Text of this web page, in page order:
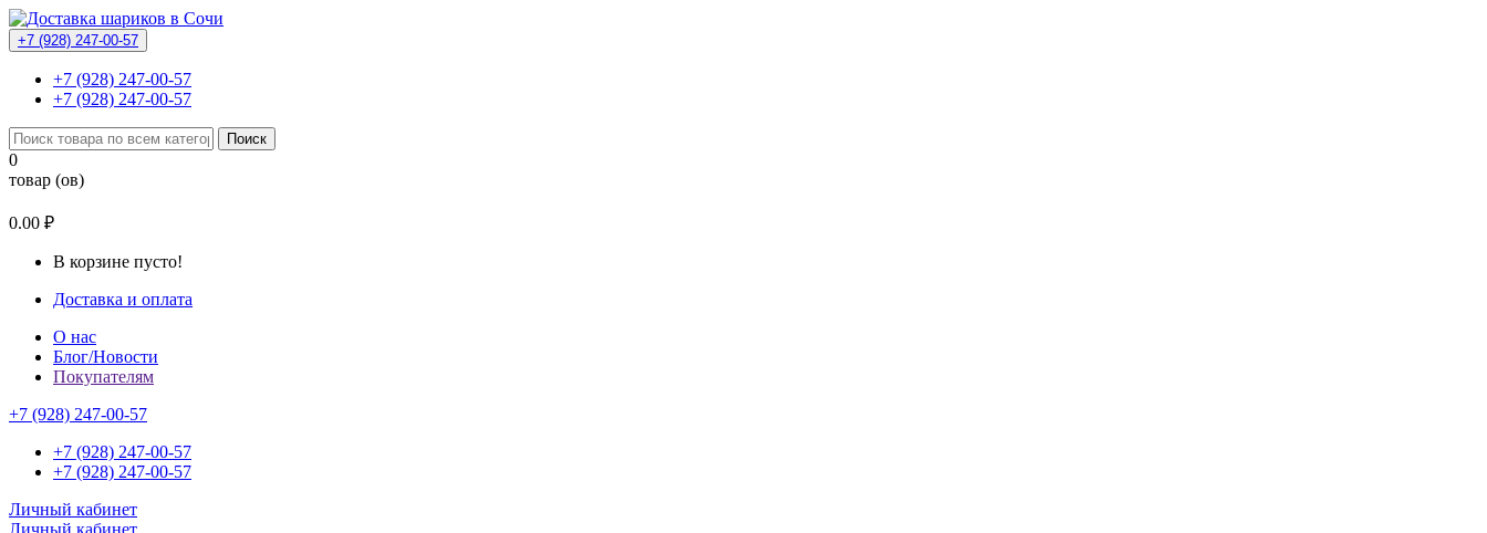
+7 (928) 247-00-57
+7 (928) 247-00-57
+7 (928) 247-00-57
Поиск
0
товар (ов)
0.00 ₽
В корзине пусто!
Доставка и оплата
О нас
Блог/Новости
Покупателям
+7 (928) 247-00-57
+7 (928) 247-00-57
+7 (928) 247-00-57
Личный кабинет
Личный кабинет